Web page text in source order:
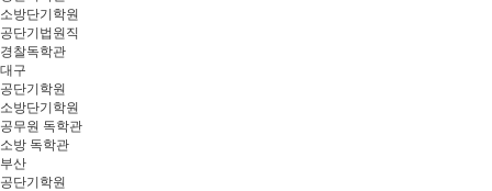
소방단기학원
공단기법원직
경찰독학관
대구
공단기학원
소방단기학원
공무원 독학관
소방 독학관
부산
공단기학원